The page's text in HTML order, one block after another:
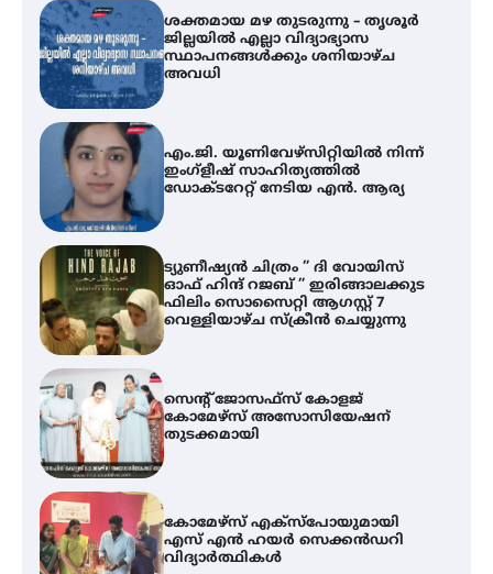
ശക്തമായ മഴ തുടരുന്നു – തൃശൂർ
ജില്ലയിൽ എല്ലാ വിദ്യാഭ്യാസ
സ്ഥാപനങ്ങൾക്കും ശനിയാഴ്ച
അവധി
എം.ജി. യൂണിവേഴ്‌സിറ്റിയിൽ നിന്ന്
ഇംഗ്ളീഷ് സാഹിത്യത്തിൽ
ഡോക്ടറേറ്റ് നേടിയ എൻ. ആര്യ
ട്യുണീഷ്യൻ ചിത്രം ” ദി വോയിസ്
ഓഫ് ഹിന്ദ് റജബ് ” ഇരിങ്ങാലക്കുട
ഫിലിം സൊസൈറ്റി ആഗസ്റ്റ് 7
വെള്ളിയാഴ്ച സ്‌ക്രീൻ ചെയ്യുന്നു
സെന്റ് ജോസഫ്സ് കോളജ്
കോമേഴ്‌സ് അസോസിയേഷന്
തുടക്കമായി
കോമേഴ്സ് എക്സ്പോയുമായി
എസ് എൻ ഹയർ സെക്കൻഡറി
വിദ്യാർത്ഥികൾ